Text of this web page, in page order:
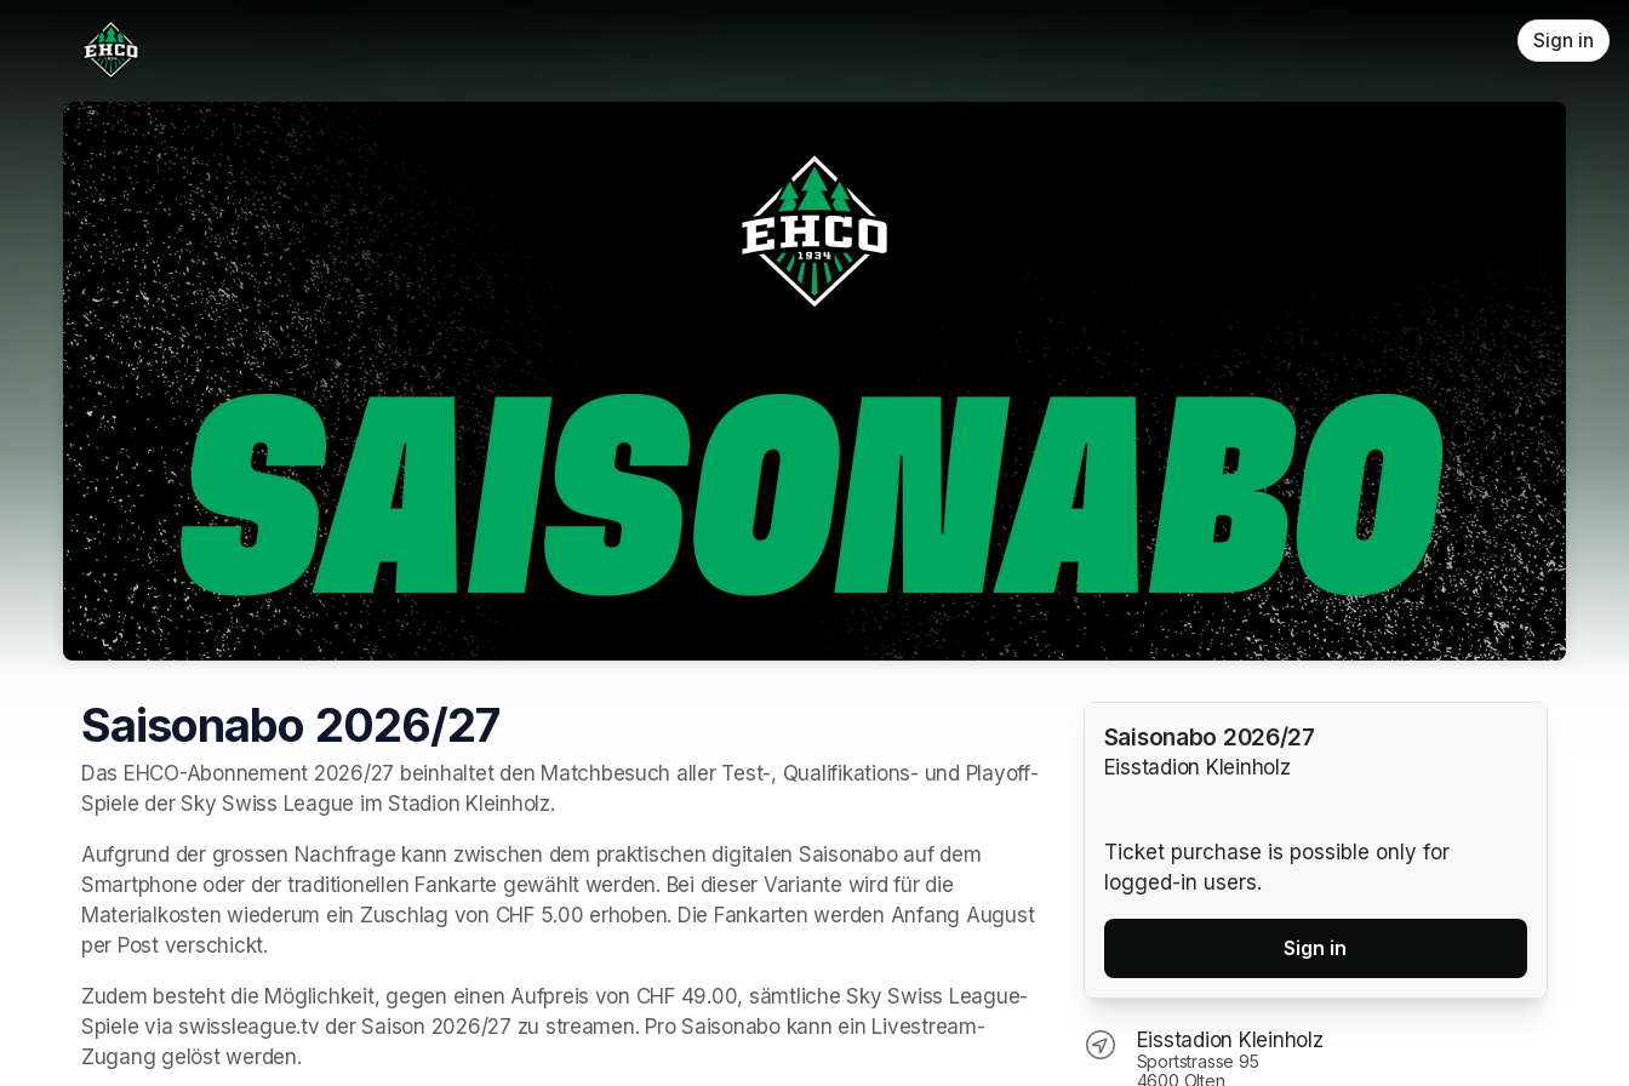
Sign in
Saisonabo 2026/27
Das EHCO-Abonnement 2026/27 beinhaltet den Matchbesuch aller Test-, Qualifikations- und Playoff-
Spiele der Sky Swiss League im Stadion Kleinholz.
Aufgrund der grossen Nachfrage kann zwischen dem praktischen digitalen Saisonabo auf dem
Smartphone oder der traditionellen Fankarte gewählt werden. Bei dieser Variante wird für die
Materialkosten wiederum ein Zuschlag von CHF 5.00 erhoben. Die Fankarten werden Anfang August
per Post verschickt.
Zudem besteht die Möglichkeit, gegen einen Aufpreis von CHF 49.00, sämtliche Sky Swiss League-
Spiele via swissleague.tv der Saison 2026/27 zu streamen. Pro Saisonabo kann ein Livestream-
Zugang gelöst werden.
Saisonabo 2026/27
Eisstadion Kleinholz
Ticket purchase is possible only for
logged-in users.
Sign in
Eisstadion Kleinholz
Sportstrasse 95
4600 Olten